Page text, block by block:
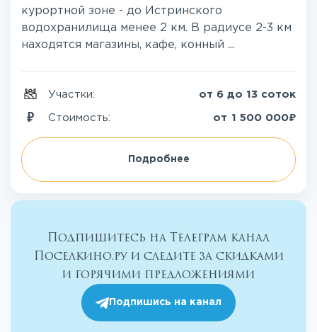
курортной зоне - до Истринского
водохранилища менее 2 км. В радиусе 2-3 км
находятся магазины, кафе, конный ...
Участки: от 6 до 13 соток
Стоимость: от 1 500 000₽
Подробнее
Подпишитесь на Телеграм канал
Поселкино.ру и следите за скидками
и горячими предложениями
Подпишись на канал